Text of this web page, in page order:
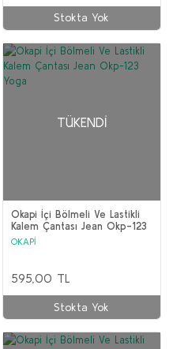
Stokta Yok
TÜKENDI
Okapi İçi Bölmeli Ve Lastikli
Kalem Çantası Jean Okp-123
Yoga
OKAPİ
595,00 TL
Stokta Yok